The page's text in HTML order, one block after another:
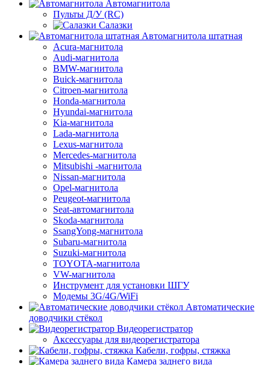
Автомагнитола
Пульты Д/У (RC)
Салазки
Автомагнитола штатная
Acura-магнитола
Audi-магнитола
BMW-магнитола
Buick-магнитола
Citroen-магнитола
Honda-магнитола
Hyundai-магнитола
Kia-магнитола
Lada-магнитола
Lexus-магнитола
Mercedes-магнитола
Mitsubishi -магнитола
Nissan-магнитола
Opel-магнитола
Peugeot-магнитола
Seat-автомагнитола
Skoda-магнитола
SsangYong-магнитола
Subaru-магнитола
Suzuki-магнитола
TOYOTA-магнитола
VW-магнитола
Инструмент для установки ШГУ
Модемы 3G/4G/WiFi
Автоматические
доводчики стёкол
Видеорегистратор
Аксессуары для видеорегистратора
Кабели, гофры, стяжка
Камера заднего вида